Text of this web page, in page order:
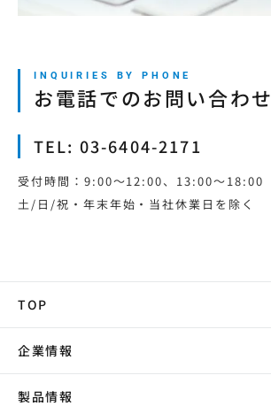
お電話でのお問い合わせ
TEL: 03-6404-2171
受付時間：9:00～12:00、13:00～18:00
土/日/祝・年末年始・当社休業日を除く
TOP
企業情報
製品情報